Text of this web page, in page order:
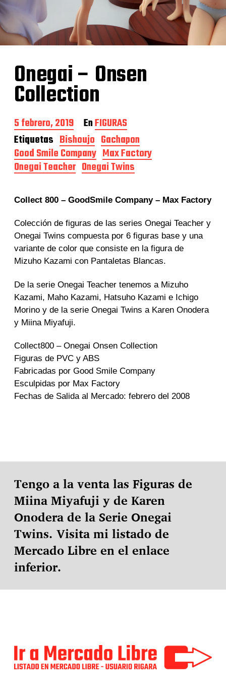
Onegai – Onsen
Collection
F
e
c
h
a
d
l
a
n
t
r
a
d
5 febrero, 2019 EnFIGURAS
Etiquetas Bishoujo Gachapon
Good Smile Company Max Factory
Onegai Teacher Onegai Twins
Collect 800 – GoodSmile Company – Max Factory
Colección de figuras de las series Onegai Teacher y
Onegai Twins compuesta por 6 figuras base y una
variante de color que consiste en la figura de
Mizuho Kazami con Pantaletas Blancas.
De la serie Onegai Teacher tenemos a Mizuho
Kazami, Maho Kazami, Hatsuho Kazami e Ichigo
Morino y de la serie Onegai Twins a Karen Onodera
y Miina Miyafuji.
Collect800 – Onegai Onsen Collection
Figuras de PVC y ABS
Fabricadas por Good Smile Company
Esculpidas por Max Factory
Fechas de Salida al Mercado: febrero del 2008
Tengo a la venta las Figuras de
Miina Miyafuji y de Karen
Onodera de la Serie Onegai
Twins. Visita mi listado de
Mercado Libre en el enlace
inferior.